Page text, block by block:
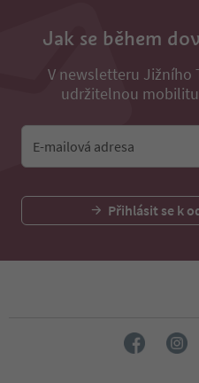
Jak se během
V newsletteru Jižního
udržitelnou
E-mailová adresa
Přihlásit se k